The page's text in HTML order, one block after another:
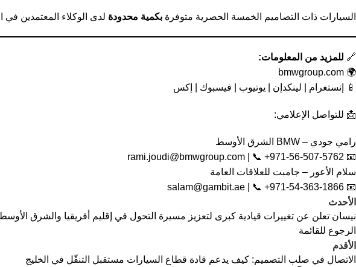
السيارات ذات التصاميم الخمسة الحصرية متوفرة بكمية محدودة لدى الوكلاء المعتمدين
🔗 للمزيد من المعلومات:
🌍
bmwgroup.com
📱 إنستغرام | لينكدإن | يوتيوب | فيسبوك | إكس
📩 للتواصل الإعلامي:
رامي جودي – BMW الشرق الأوسط
📧
rami.joudi@bmwgroup.com | 📞 +971-56-507-5762
سلام الأعور – جامبت للعلاقات العامة
📧
salam@gambit.ae | 📞 +971-54-363-1866
الأحدث
نيسان تعلن عن تغييرات قيادية كبرى لتعزيز مسيرة التحول في إقليم أفريقيا والشرق الأوسط
الرجوع للقائمة
الأقدم
الاتصال في صلب التصميم: كيف يدعم قادة قطاع السيارات مستقبل التنقّل في الخليج